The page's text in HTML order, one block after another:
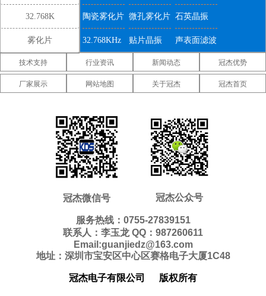
32.768K
雾化片
振
陶瓷雾化片 微孔雾化片 石英晶振
32.768KHz 贴片晶振 声表面滤波
器
IDT晶振 微晶晶振 康纳温菲尔
德晶振
高利奇晶振 Jauch晶振 Abracon晶
振
美国拉隆晶
振
美国格林雷
工业晶振
美国SiTime
晶振
美国 美国Statek 新西兰瑞康
振 振 振
2520贴片晶
振
2016贴片晶
振
1612贴片晶
振
10.4*4.0mm
贴片晶振
8.0*3.8mm
贴片晶振
7.1*3.3mm
贴片晶振
7.0*1.5mm 5.0*1.8mm 4.1*1.5mm
技术支持 行业资讯 新闻动态 冠杰优势
厂家展示 网站地图 关于冠杰 冠杰首页
冠杰微信号 冠杰公众号
服务热线：0755-27839151
联系人：李玉龙 QQ：987260611
Email:guanjiedz@163.com
地址：深圳市宝安区中心区赛格电子大厦1C48
冠杰电子有限公司 版权所有